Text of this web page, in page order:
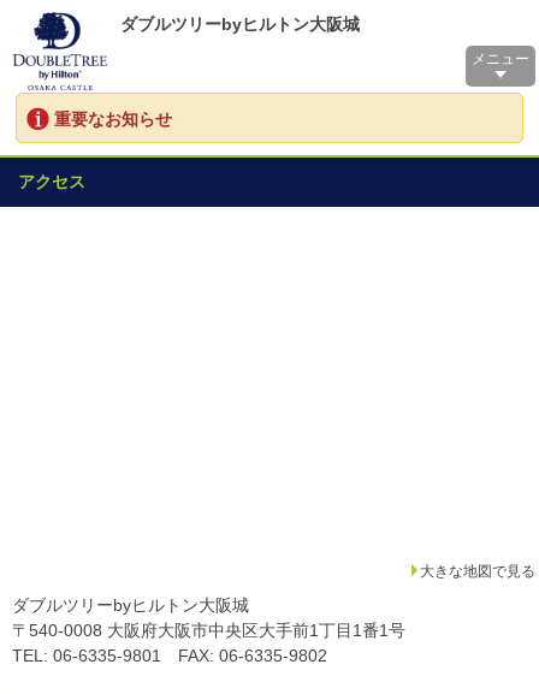
ダブルツリーbyヒルトン大阪城
メニュー
重要なお知らせ
アクセス
大きな地図で見る
ダブルツリーbyヒルトン大阪城
〒540-0008 大阪府大阪市中央区大手前1丁目1番1号
TEL: 06-6335-9801 FAX: 06-6335-9802